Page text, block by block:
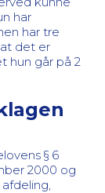
har
har tre
det er
hun går på 2
§ 6
2000 og